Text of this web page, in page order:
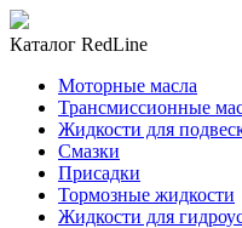
Каталог RedLine
Моторные масла
Трансмиссионные
Жидкости для
Смазки
Присадки
Тормозные жидкости
Жидкости для